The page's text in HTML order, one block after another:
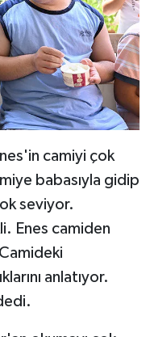
camiyi çok
babasıyla gidip
seviyor.
Enes camiden
anlatıyor.